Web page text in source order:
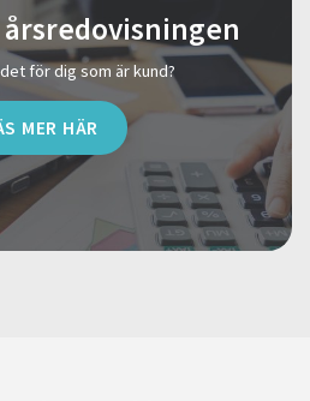
för dig som är kund?
MER HÄR